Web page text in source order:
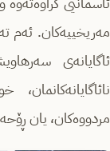
مەریخییەكان. ئەم
ئاگایانەى
مردووەكان، یان